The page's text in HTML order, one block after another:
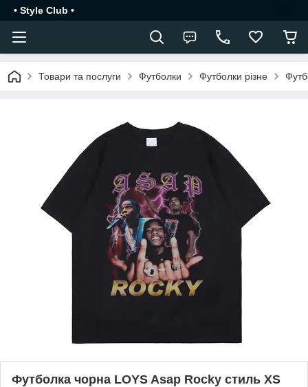
• Style Club •
Товари та послуги Футболки Футболки різне
Футболка чорна LOYS Asap Rocky стиль XS